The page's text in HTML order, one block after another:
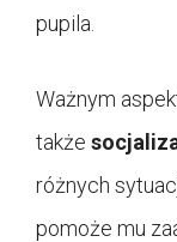
pupila.
Ważnym
także
różnych
pomoże mu